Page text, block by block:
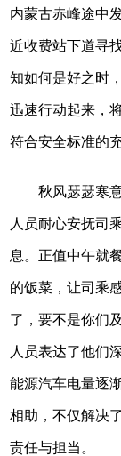
内蒙古赤峰途中
近收费站下道寻
知如何是好之时
迅速行动起来，
符合安全标准的
秋风瑟瑟寒
人员耐心安抚司
息。正值中午就
的饭菜，让司乘
了，要不是你们
人员表达了他们
能源汽车电量逐
相助，不仅解决
责任与担当。